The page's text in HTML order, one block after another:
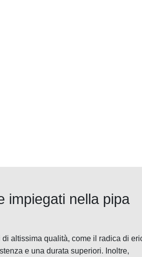
impiegati nella pipa
altissima qualità, come il radica di
e una durata superiori. Inoltre,